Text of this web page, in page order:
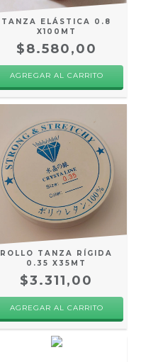
TANZA ELÁSTICA 0.8
X100MT
$8.580,00
ROLLO TANZA RÍGIDA
0.35 X35MT
$3.311,00